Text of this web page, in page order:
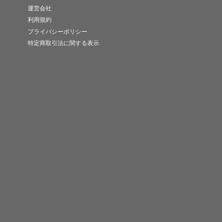
運営会社
利用規約
プライバシーポリシー
特定商取引法に関する表示